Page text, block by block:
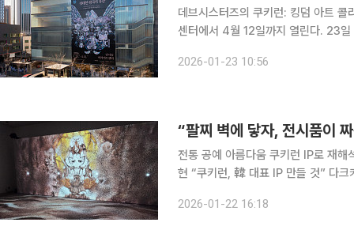
데브시스터즈의 쿠키런: 킹덤 아트
센터에서 4월 12일까지 열린다. 23일 데브시스터즈에 따르면 이번 특별전에서는 모바일 RPG ‘쿠
품 10점이 전시된다. 특히 인터랙티
2026-01-23 10:56
“팔찌 벽에 닿자, 전시품이
전통 공예 아름다움 쿠키런 IP로 재
현 “쿠키런, 韓 대표 IP 만들 것” 다크카카오 쿠키, 버닝스파이스 쿠키 등 쿠키런 캐릭터들이 서울
오 쿠키는 나전칠기로 재탄생했다. 쿠
2026-01-22 16:18